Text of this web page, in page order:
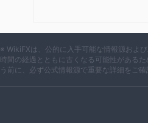
顧客サポート
それにかんする Ocean
support@ocean-
※ WikiFXは、公的に入手可能な情報源およ
時間の経過とともに古くなる可能性がある
う前に、必ず公式情報源で重要な詳細をご